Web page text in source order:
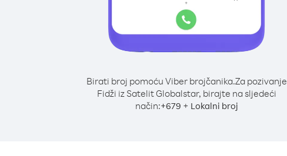
Birati broj pomoću Viber brojčanika.Za pozivanje
Fidži iz Satelit Globalstar, birajte na sljedeći
način:+679 + Lokalni broj